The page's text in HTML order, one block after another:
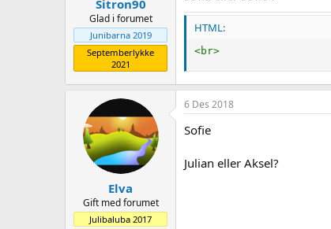
Sitron90
Glad i forumet
Junibarna 2019
Septemberlykke
2021
HTML:
<br>
Elva
Gift med forumet
Julibaluba 2017
6 Des 2018
Sofie
Julian eller Aksel?